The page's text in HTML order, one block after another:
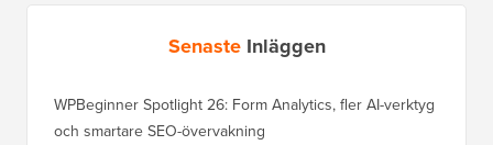
Senaste Inläggen
WPBeginner Spotlight 26: Form Analytics, fler AI-verktyg
och smartare SEO-övervakning